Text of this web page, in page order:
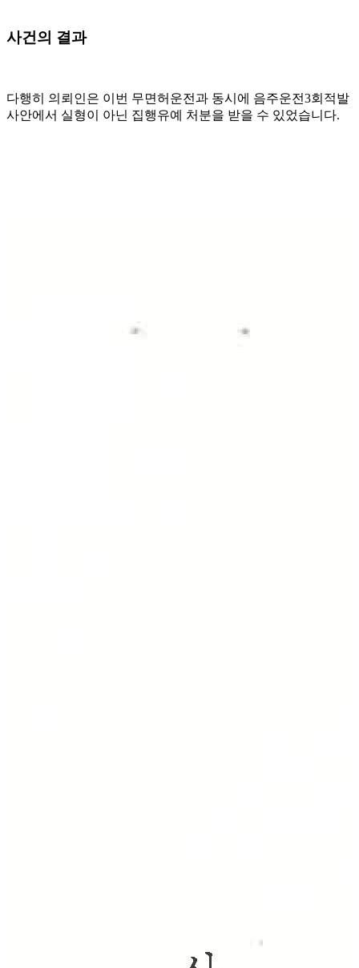
사건의 결과
다행히 의뢰인은 이번 무면허운전과 동시에 음주운전3회적발
사안에서 실형이 아닌 집행유예 처분을 받을 수 있었습니다.